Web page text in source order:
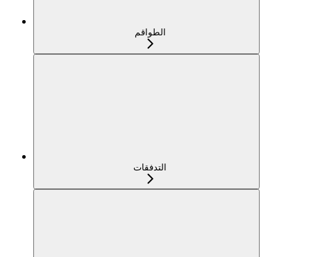
الطواقم
التدفقات